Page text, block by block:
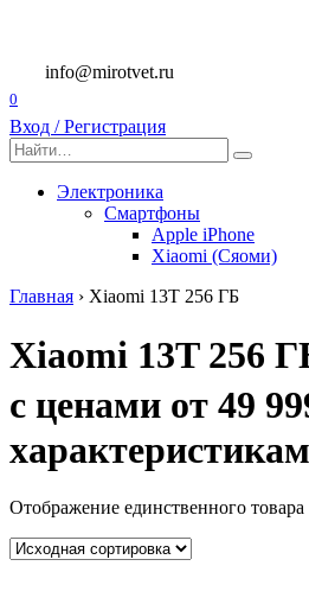
содержанию
info@mirotvet.ru
0
Вход / Регистрация
Search
for:
Электроника
Смартфоны
Apple iPhone
Xiaomi (Сяоми)
Главная › Xiaomi 13T 256 ГБ
Xiaomi 13T 256
с ценами от 49
Отображение единственного товара